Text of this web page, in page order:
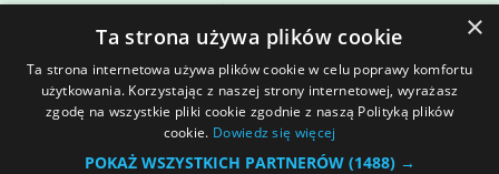
WSZELKIE PRAWA ZASTRZEŻONE. GRUPA INCO S.A. INFORMACJE
ZAWARTE NA NASZEJ STRONIE NIE STANOWIĄ OFERTY HANDLOWEJ
W ROZUMIENIU OBOWIĄZUJĄCYCH PRZEPISÓW KODEKSU
CYWILNEGO CZY PRAWA HANDLOWEGO.
Dane spółki
Prawa autorskie
Informacja o plikach cookies
Ochrona danych osobowych
© 2025 | Polityka prywatności
Otwórz ustawienia cookies
×
Ta strona używa plików cookie
Ta strona internetowa używa plików cookie w celu poprawy komfortu
użytkowania. Korzystając z naszej strony internetowej, wyrażasz
zgodę na wszystkie pliki cookie zgodnie z naszą Polityką plików
cookie. Dowiedz się więcej
POKAŻ WSZYSTKICH PARTNERÓW (1488) →